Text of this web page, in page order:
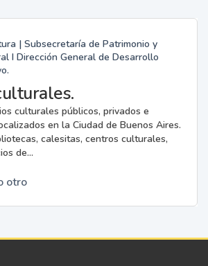
| Subsecretaría de Patrimonio y
I Dirección General de Desarrollo
culturales públicos, privados e
en la Ciudad de Buenos Aires.
calesitas, centros culturales,
de...
otro